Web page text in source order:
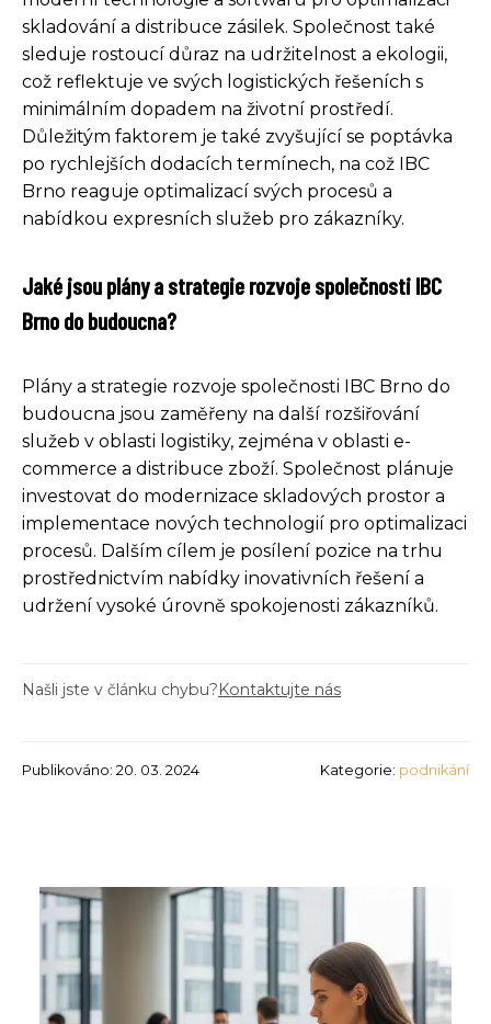
skladování a distribuce zásilek. Společnost také
sleduje rostoucí důraz na udržitelnost a ekologii,
což reflektuje ve svých logistických řešeních s
minimálním dopadem na životní prostředí.
Důležitým faktorem je také zvyšující se poptávka
po rychlejších dodacích termínech, na což IBC
Brno reaguje optimalizací svých procesů a
nabídkou expresních služeb pro zákazníky.
Jaké jsou plány a strategie rozvoje společnosti IBC
Brno do budoucna?
Plány a strategie rozvoje společnosti IBC Brno do
budoucna jsou zaměřeny na další rozšiřování
služeb v oblasti logistiky, zejména v oblasti e-
commerce a distribuce zboží. Společnost plánuje
investovat do modernizace skladových prostor a
implementace nových technologií pro optimalizaci
procesů. Dalším cílem je posílení pozice na trhu
prostřednictvím nabídky inovativních řešení a
udržení vysoké úrovně spokojenosti zákazníků.
Našli jste v článku chybu?Kontaktujte nás
Publikováno: 20. 03. 2024 Kategorie: podnikání